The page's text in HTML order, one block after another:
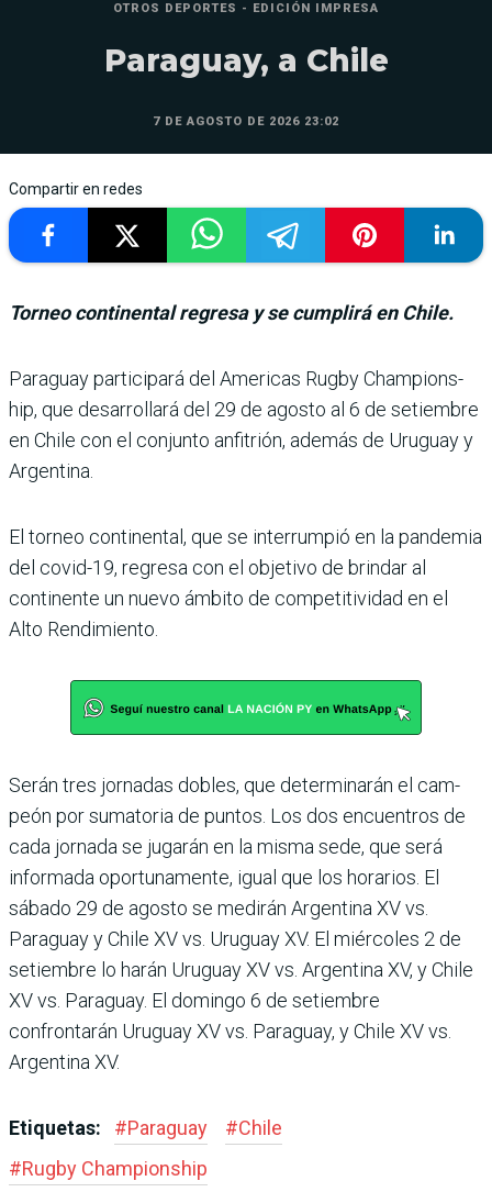
OTROS DEPORTES - EDICIÓN IMPRESA
Paraguay, a Chile
7 DE AGOSTO DE 2026 23:02
Compartir en redes
Torneo continental regresa y se cumplirá en Chile.
Paraguay participará del Americas Rugby Champions­
hip, que desarrollará del 29 de agosto al 6 de setiembre
en Chile con el conjunto anfi­trión, además de Uruguay y
Argentina.
El torneo continental, que se interrumpió en la pan­demia
del covid-19, regresa con el objetivo de brindar al
continente un nuevo ámbito de competitividad en el
Alto Rendimiento.
Serán tres jornadas dobles, que determinarán el cam­
peón por sumatoria de pun­tos. Los dos encuentros de
cada jornada se jugarán en la misma sede, que será
infor­mada oportunamente, igual que los horarios. El
sábado 29 de agosto se medirán Argen­tina XV vs.
Paraguay y Chile XV vs. Uruguay XV. El miér­coles 2 de
setiembre lo harán Uruguay XV vs. Argentina XV, y Chile
XV vs. Paraguay. El domingo 6 de setiembre
confrontarán Uruguay XV vs. Paraguay, y Chile XV vs.
Argentina XV.
Etiquetas: #Paraguay #Chile
#Rugby Champions­hip